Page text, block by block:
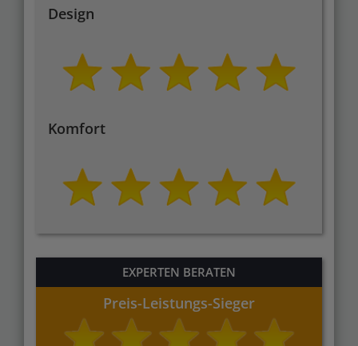
Design
Komfort
EXPERTEN BERATEN
Preis-Leistungs-Sieger